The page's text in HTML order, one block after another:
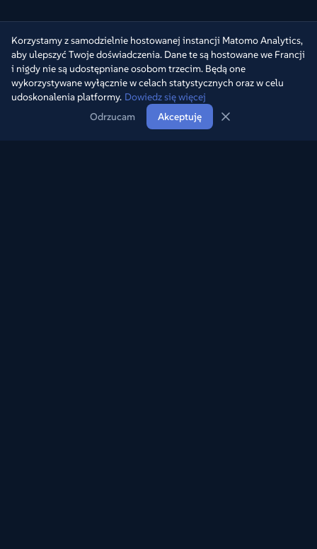
Korzystamy z samodzielnie hostowanej instancji Matomo Analytics,
aby ulepszyć Twoje doświadczenia. Dane te są hostowane we Francji
i nigdy nie są udostępniane osobom trzecim. Będą one
wykorzystywane wyłącznie w celach statystycznych oraz w celu
udoskonalenia platformy. Dowiedz się więcej
Odrzucam
Akceptuję